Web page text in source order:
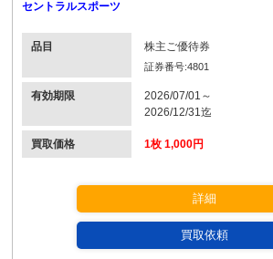
セントラルスポーツ
品目 株主ご優待券
証券番号:4801
有効期限
2026/07/01～
2026/12/31迄
買取価格 1枚 1,000円
詳細
買取依頼